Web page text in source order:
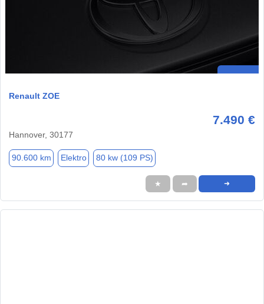
Renault ZOE
7.490 €
Hannover, 30177
90.600 km Elektro 80 kw (109 PS)
★ ➦ ➜